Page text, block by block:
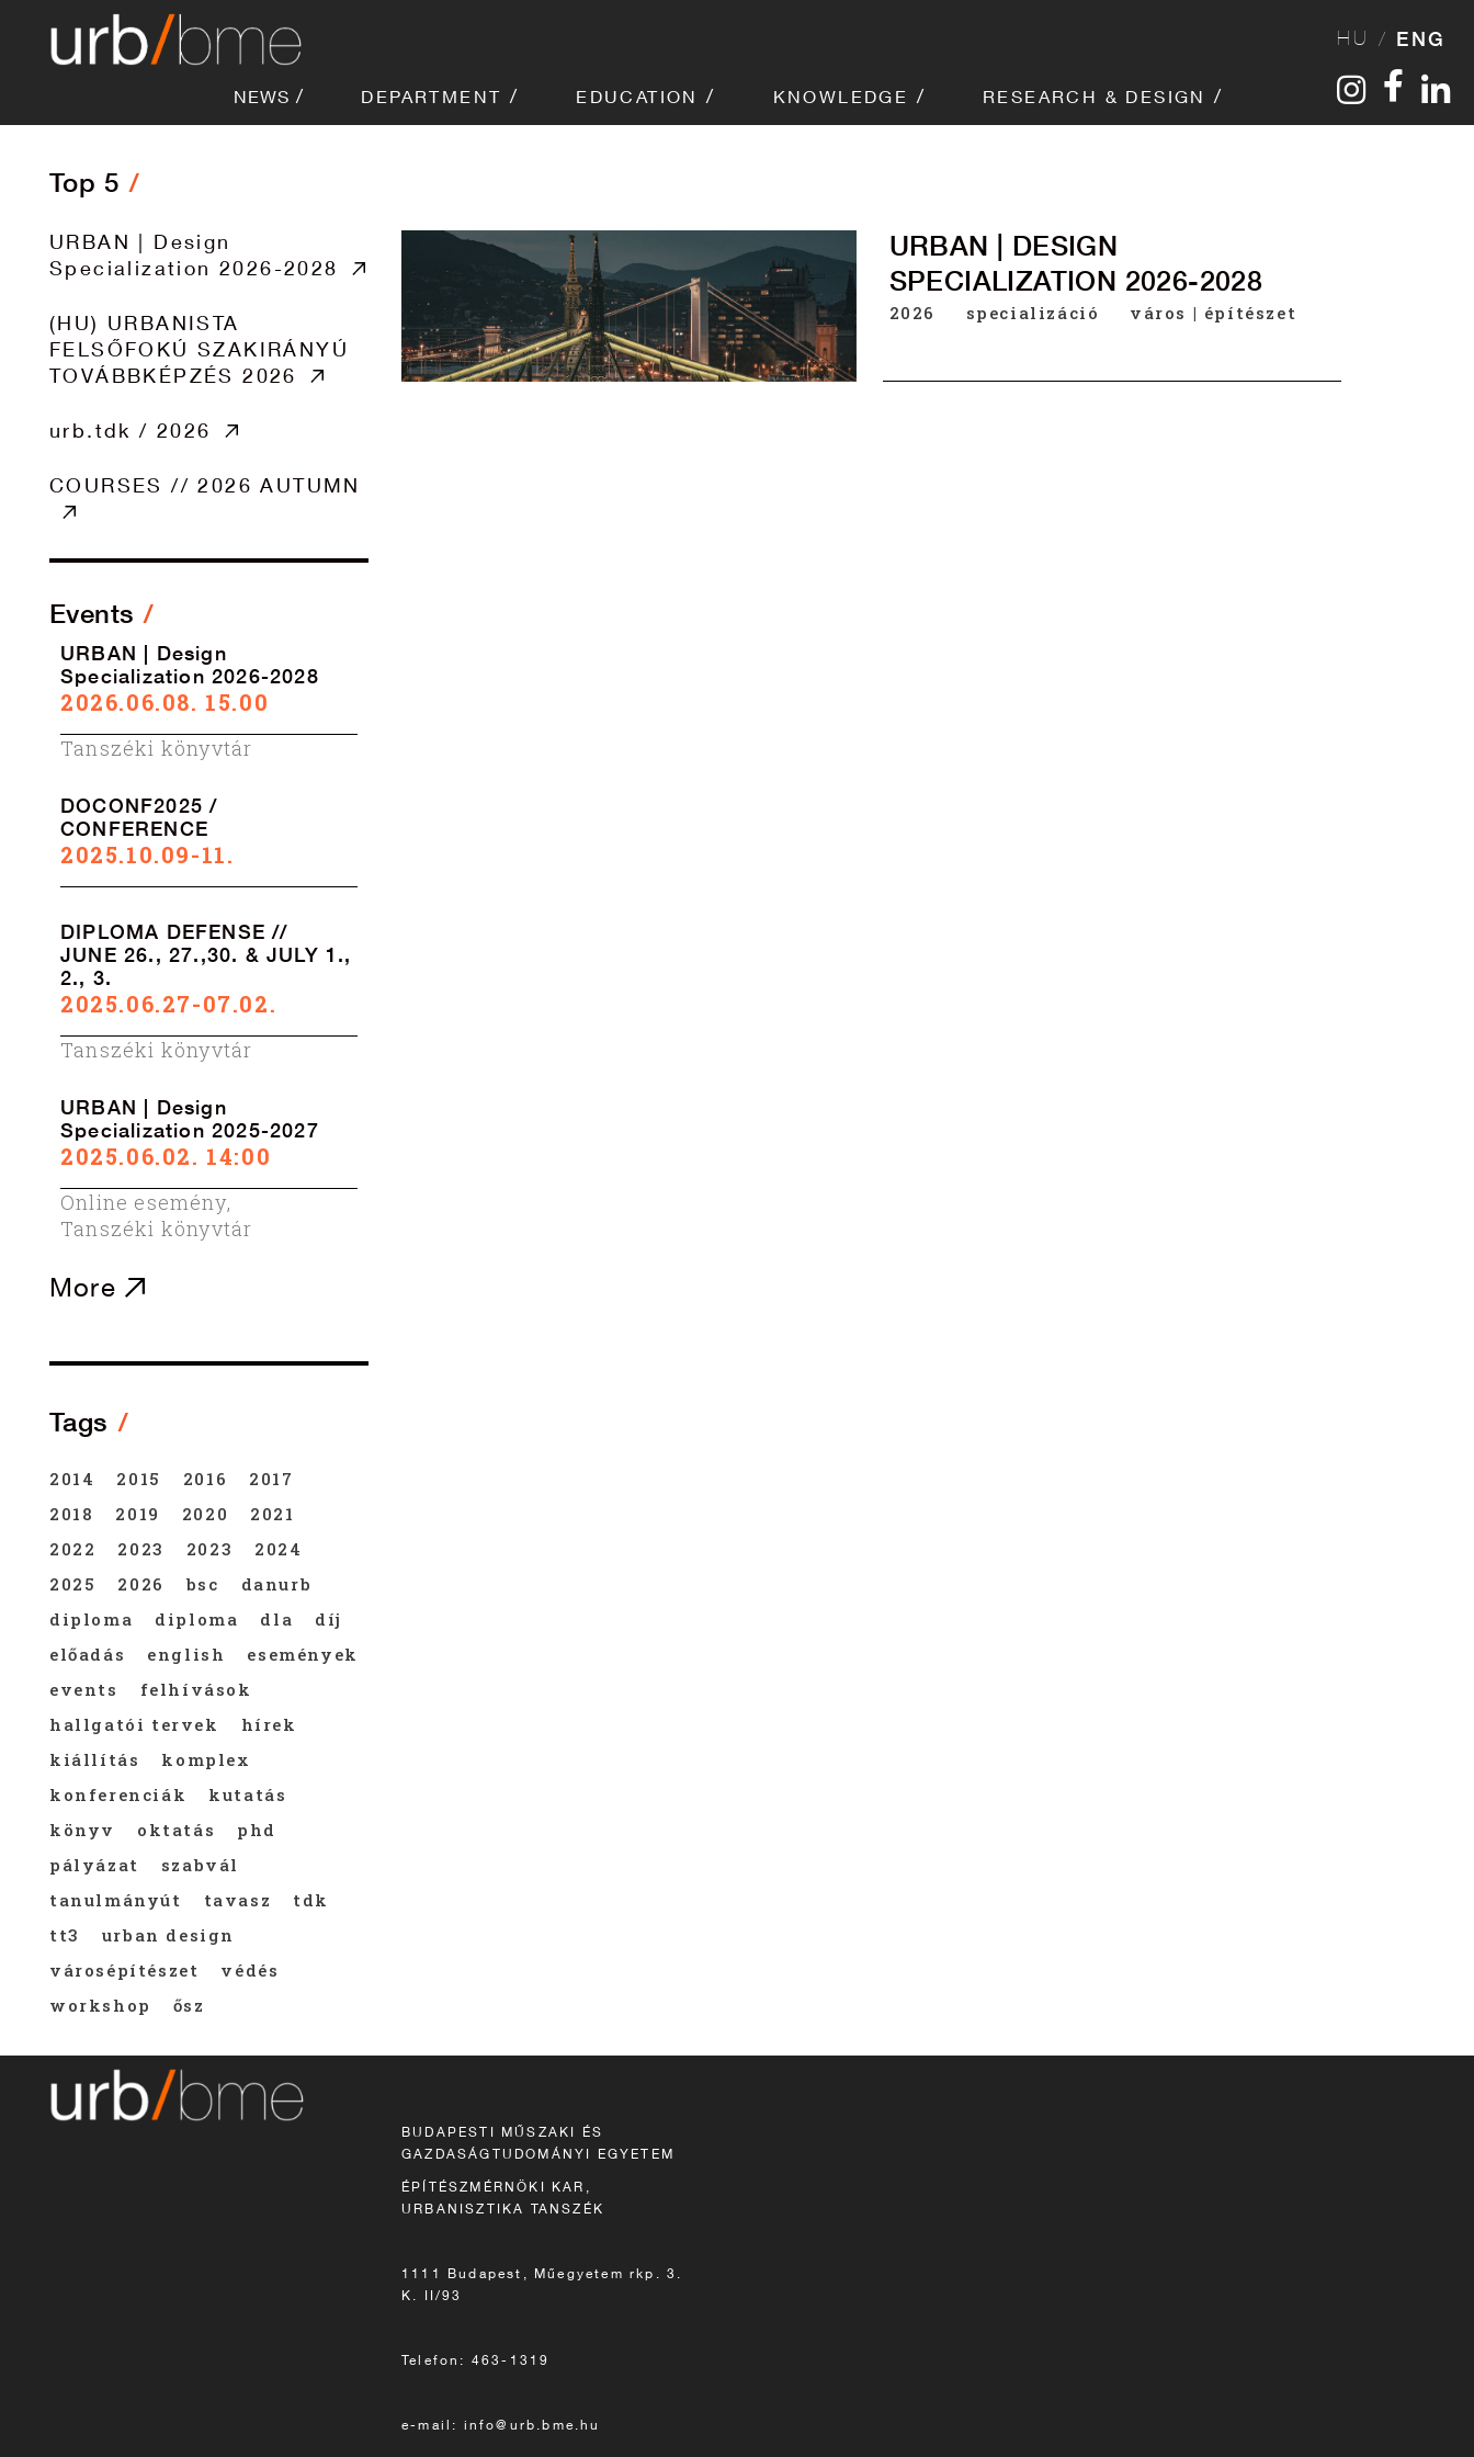
HU ENG
NEWS DEPARTMENT EDUCATION KNOWLEDGE RESEARCH & DESIGN
URBAN | DESIGN
SPECIALIZATION 2026-2028
2026 specializáció város | építészet
Top 5
URBAN | Design
Specialization 2026-2028
(HU) URBANISTA
FELSŐFOKÚ SZAKIRÁNYÚ
TOVÁBBKÉPZÉS 2026
urb.tdk / 2026
COURSES // 2026 AUTUMN
Events
URBAN | Design
Specialization 2026-2028
2026.06.08. 15.00
Tanszéki könyvtár
DOCONF2025 /
CONFERENCE
2025.10.09-11.
DIPLOMA DEFENSE //
JUNE 26., 27.,30. & JULY 1.,
2., 3.
2025.06.27-07.02.
Tanszéki könyvtár
URBAN | Design
Specialization 2025-2027
2025.06.02. 14:00
Online esemény,
Tanszéki könyvtár
More
Tags
2014 2015 2016
2017
2018
2019 2020
2021
2022
2023 2023
2024
2025
2026 bsc
danurb
diploma
diploma dla
díj
előadás
english
események
events
felhívások
hallgatói tervek
hírek
kiállítás
komplex
konferenciák
kutatás
könyv
oktatás
phd
pályázat
szabvál
tanulmányút
tavasz
tdk
tt3
urban design
városépítészet
védés
workshop
ősz
BUDAPESTI MŰSZAKI ÉS
GAZDASÁGTUDOMÁNYI EGYETEM
ÉPÍTÉSZMÉRNÖKI KAR,
URBANISZTIKA TANSZÉK
1111 Budapest, Műegyetem rkp. 3.
K. II/93
Telefon: 463-1319
e-mail: info@urb.bme.hu